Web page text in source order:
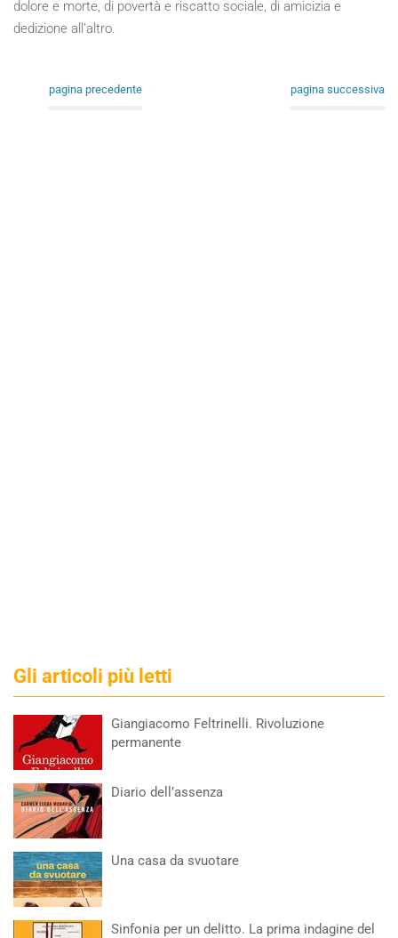
dolore e morte, di povertà e riscatto sociale, di amicizia e
dedizione all’altro.
pagina precedente pagina successiva
Gli articoli più letti
Giangiacomo Feltrinelli. Rivoluzione
permanente
Diario dell’assenza
Una casa da svuotare
Sinfonia per un delitto. La prima indagine del